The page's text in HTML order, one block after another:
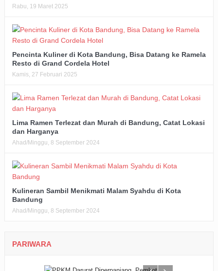
Rabu, 19 Maret 2025
Pencinta Kuliner di Kota Bandung, Bisa Datang ke Ramela
Resto di Grand Cordela Hotel
Kamis, 27 Februari 2025
Lima Ramen Terlezat dan Murah di Bandung, Catat Lokasi
dan Harganya
Ahad/Minggu, 8 September 2024
Kulineran Sambil Menikmati Malam Syahdu di Kota
Bandung
Ahad/Minggu, 8 September 2024
PARIWARA